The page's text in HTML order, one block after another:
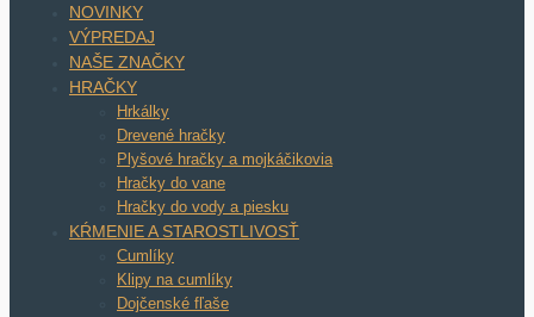
NOVINKY
VÝPREDAJ
NAŠE ZNAČKY
HRAČKY
Hrkálky
Drevené hračky
Plyšové hračky a mojkáčikovia
Hračky do vane
Hračky do vody a piesku
KŔMENIE A STAROSTLIVOSŤ
Cumlíky
Klipy na cumlíky
Dojčenské fľaše